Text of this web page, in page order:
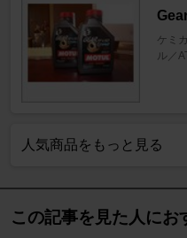
ケミ
ル／
人気商品をもっと見る
この記事を見た人にお